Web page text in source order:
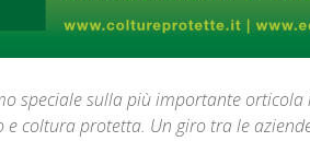
speciale sulla più importante
e coltura protetta. Un giro tra le